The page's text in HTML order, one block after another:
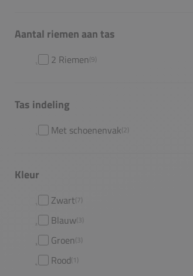
Aantal riemen aan tas
2 Riemen(9)
Tas indeling
Met schoenenvak(2)
Kleur
Zwart(7)
Blauw(3)
Groen(3)
Rood(1)